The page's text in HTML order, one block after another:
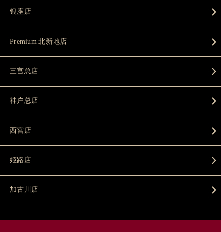
银座店
Premium 北新地店
三宫总店
神户总店
西宮店
姬路店
加古川店